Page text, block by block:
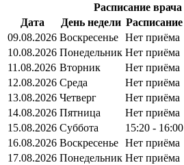
Расписание врача
Дата
День недели Расписание
09.08.2026 Воскресенье Нет приёма
10.08.2026 Понедельник Нет приёма
11.08.2026 Вторник Нет приёма
12.08.2026 Среда Нет приёма
13.08.2026 Четверг Нет приёма
14.08.2026 Пятница Нет приёма
15.08.2026 Суббота 15:20 - 16:00
16.08.2026 Воскресенье Нет приёма
17.08.2026 Понедельник Нет приёма